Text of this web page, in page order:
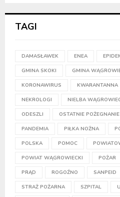
TAGI
DAMASŁAWEK ENEA
GMINA SKOKI GMINA
KORONAWIRUS KWARANTANNA
NEKROLOGI NIELBA
ODESZLI OSTATNIE POŻEGNANIE
PANDEMIA PIŁKA NOŻNA
POLSKA POMOC
POWIAT WĄGROWIECKI POŻAR
PRĄD ROGOŹNO SANPEID
STRAŻ POŻARNA SZPITAL